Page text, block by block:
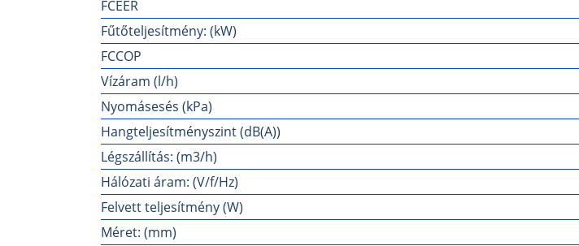
FCEER
Fűtőteljesítmény: (kW)
FCCOP
Vízáram (l/h)
Nyomásesés (kPa)
Hangteljesítményszint (dB(A))
Légszállítás: (m3/h)
Hálózati áram: (V/f/Hz)
Felvett teljesítmény (W)
Méret: (mm)